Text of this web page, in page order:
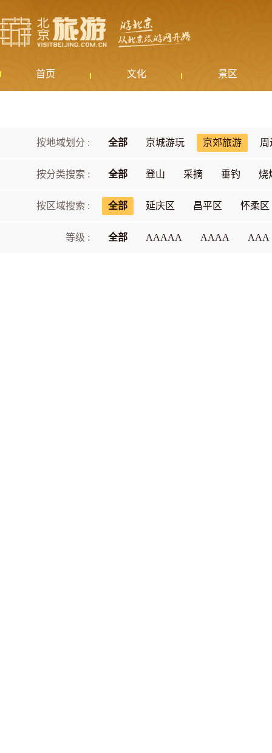
首页 文化 景区
按地域划分 : 全部 京城游玩 京郊旅游 周
按分类搜索 : 全部 登山 采摘 垂钓 烧
按区域搜索 : 全部 延庆区 昌平区 怀柔区
等级 : 全部 AAAAA AAAA AAA